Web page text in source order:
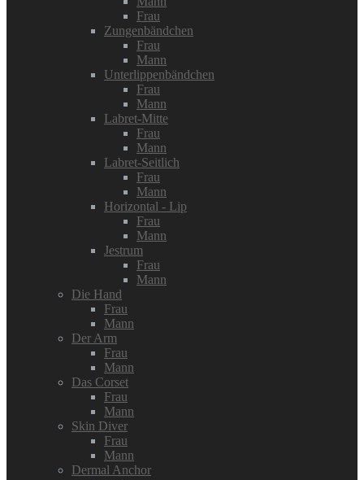
Frau
Zungenbändchen
Frau
Mann
Unterlippenbändchen
Frau
Mann
Labret-Mitte
Frau
Mann
Labret-Seitlich
Frau
Mann
Horizontal - Lip
Frau
Mann
Jestrum
Frau
Mann
Die Hand
Frau
Mann
Der Arm
Frau
Mann
Das Corset
Frau
Mann
Skin Diver
Frau
Mann
Dermal Anchor